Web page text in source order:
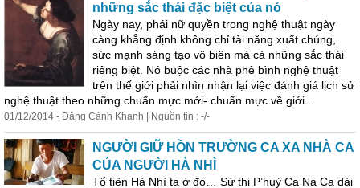
những sắc thái đặc biệt của nó
Ngày nay, phái nữ quyền trong nghệ thuật ngày
càng khẳng định không chỉ tài năng xuất chúng,
sức mạnh sáng tạo vô biên mà cả những sắc thái
riêng biệt. Nó buộc các nhà phê bình nghệ thuật
trên thế giới phải nhìn nhận lại việc đánh giá lịch sử
nghệ thuật theo những chuẩn mực mới- chuẩn mực về giới...
01/12/2014 - Đặng Cảnh Khanh | Nguồn tin : -/-
NGƯỜI GIỮ HỒN TRƯỜNG CA XA NHÀ CA
CỦA NGƯỜI HÀ NHÌ
Tổ tiên Hà Nhì ta ở đó… Sử thi P’huỳ Ca Na Ca dài